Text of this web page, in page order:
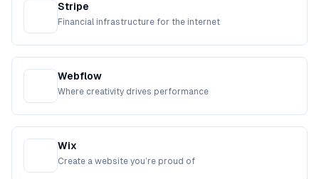
Stripe
Financial infrastructure for the internet
Webflow
Where creativity drives performance
Wix
Create a website you’re proud of